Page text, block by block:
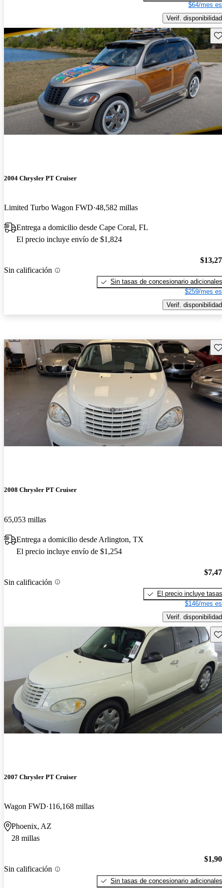
$64/mes
Verif. disponibilidad
2004 Chrysler PT Cruiser
Limited Turbo Wagon FWD 48,582 millas
Entrega a domicilio desde Cape Coral, FL
El precio incluye envío de $1,824
Sin calificación
Sin tasas de concesionario adicionales
$259/mes
Verif. disponibilidad
2008 Chrysler PT Cruiser
65,053 millas
Entrega a domicilio desde Arlington, TX
El precio incluye envío de $1,254
Sin calificación
El precio incluye tasas
$146/mes
Verif. disponibilidad
2007 Chrysler PT Cruiser
Wagon FWD 116,168 millas
Phoenix, AZ
28 millas
Sin calificación
Sin tasas de concesionario adicionales